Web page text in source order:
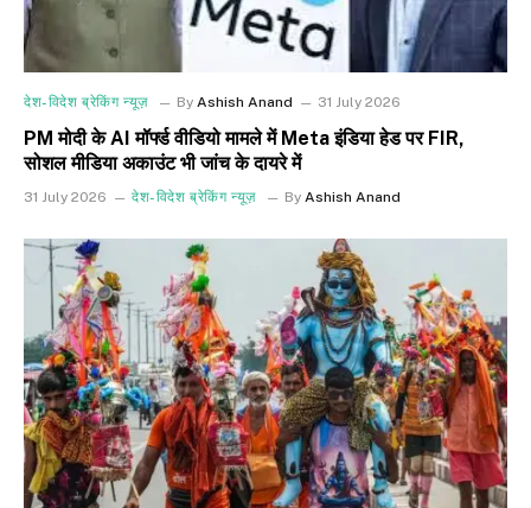
देश-विदेश ब्रेकिंग न्यूज़ By Ashish Anand 31 July 2026
PM मोदी के AI मॉर्फ्ड वीडियो मामले में Meta इंडिया हेड पर FIR,
सोशल मीडिया अकाउंट भी जांच के दायरे में
31 July 2026 देश-विदेश ब्रेकिंग न्यूज़ By Ashish Anand